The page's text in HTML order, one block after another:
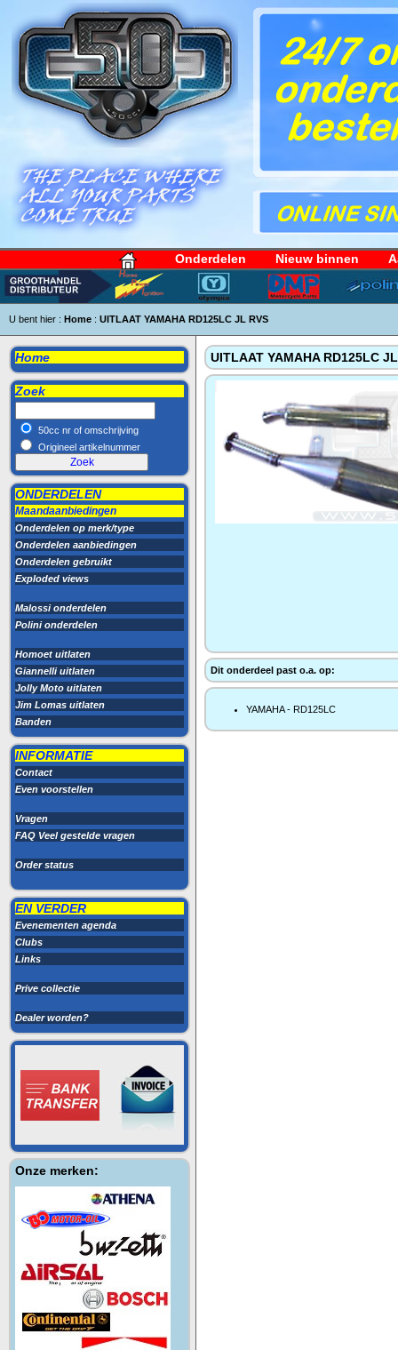
Onderdelen Nieuw binnen
U bent hier : Home : UITLAAT YAMAHA RD125LC JL RVS
Home
Zoek
50cc nr of omschrijving
Origineel artikelnummer
ONDERDELEN
Maandaanbiedingen
Onderdelen op merk/type
Onderdelen aanbiedingen
Onderdelen gebruikt
Exploded views
Malossi onderdelen
Polini onderdelen
Homoet uitlaten
Giannelli uitlaten
Jolly Moto uitlaten
Jim Lomas uitlaten
Banden
INFORMATIE
Contact
Even voorstellen
Vragen
FAQ Veel gestelde vragen
Order status
EN VERDER
Evenementen agenda
Clubs
Links
Prive collectie
Dealer worden?
Onze merken:
UITLAAT YAMAHA RD125LC
Dit onderdeel past o.a. op:
YAMAHA - RD125LC